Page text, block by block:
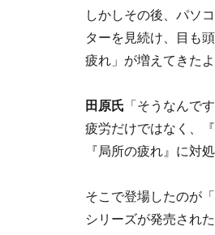
しかしその後、パソ
ターを見続け、目も
疲れ」が増えてきたよ
田原氏 「そうなんで
疲労だけではなく、
『局所の疲れ』に対
そこで登場したのが
シリーズが発売され